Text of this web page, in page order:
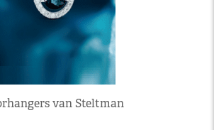
van Steltman